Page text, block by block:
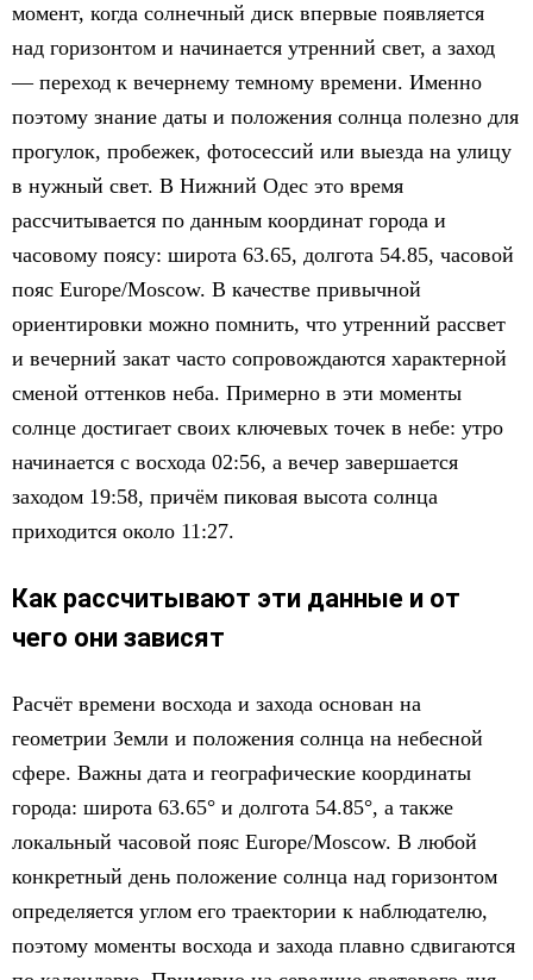
момент, когда солнечный диск впервые появляется
над горизонтом и начинается утренний свет, а заход
— переход к вечернему темному времени. Именно
поэтому знание даты и положения солнца полезно для
прогулок, пробежек, фотосессий или выезда на улицу
в нужный свет. В Нижний Одес это время
рассчитывается по данным координат города и
часовому поясу: широта 63.65, долгота 54.85, часовой
пояс Europe/Moscow. В качестве привычной
ориентировки можно помнить, что утренний рассвет
и вечерний закат часто сопровождаются характерной
сменой оттенков неба. Примерно в эти моменты
солнце достигает своих ключевых точек в небе: утро
начинается с восхода 02:56, а вечер завершается
заходом 19:58, причём пиковая высота солнца
приходится около 11:27.
Как рассчитывают эти данные и от
чего они зависят
Расчёт времени восхода и захода основан на
геометрии Земли и положения солнца на небесной
сфере. Важны дата и географические координаты
города: широта 63.65° и долгота 54.85°, а также
локальный часовой пояс Europe/Moscow. В любой
конкретный день положение солнца над горизонтом
определяется углом его траектории к наблюдателю,
поэтому моменты восхода и захода плавно сдвигаются